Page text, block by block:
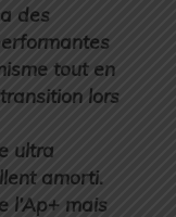
des
tout en
lors
ultra
amorti.
l’Ap+ mais